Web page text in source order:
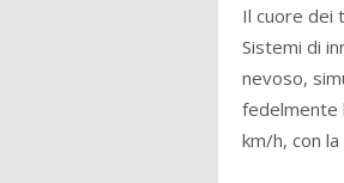
Il cuore dei
Sistemi di
nevoso,
fedelmente
km/h, con